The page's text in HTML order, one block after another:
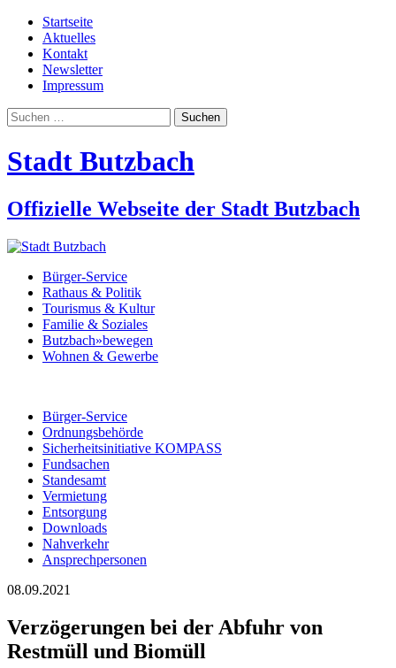
Startseite
Aktuelles
Kontakt
Newsletter
Impressum
Suchen
nach:
Stadt Butzbach
Offizielle Webseite der Stadt Butzbach
Bürger-Service
Rathaus & Politik
Tourismus & Kultur
Familie & Soziales
Butzbach»bewegen
Wohnen & Gewerbe
Bürger-Service
Ordnungsbehörde
Sicherheitsinitiative KOMPASS
Fundsachen
Standesamt
Vermietung
Entsorgung
Downloads
Nahverkehr
Ansprechpersonen
08.09.2021
Verzögerungen bei der Abfuhr von
Restmüll und Biomüll